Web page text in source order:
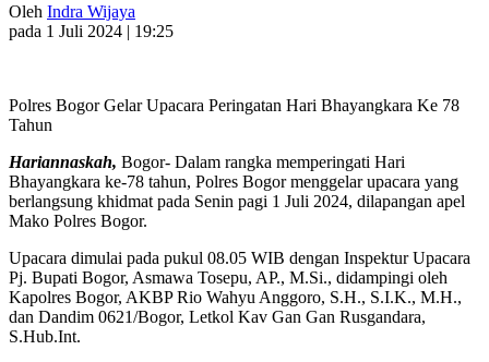
Oleh Indra Wijaya
pada 1 Juli 2024 | 19:25
Polres Bogor Gelar Upacara Peringatan Hari Bhayangkara Ke 78
Tahun
Hariannaskah, Bogor- Dalam rangka memperingati Hari
Bhayangkara ke-78 tahun, Polres Bogor menggelar upacara yang
berlangsung khidmat pada Senin pagi 1 Juli 2024, dilapangan apel
Mako Polres Bogor.
Upacara dimulai pada pukul 08.05 WIB dengan Inspektur Upacara
Pj. Bupati Bogor, Asmawa Tosepu, AP., M.Si., didampingi oleh
Kapolres Bogor, AKBP Rio Wahyu Anggoro, S.H., S.I.K., M.H.,
dan Dandim 0621/Bogor, Letkol Kav Gan Gan Rusgandara,
S.Hub.Int.